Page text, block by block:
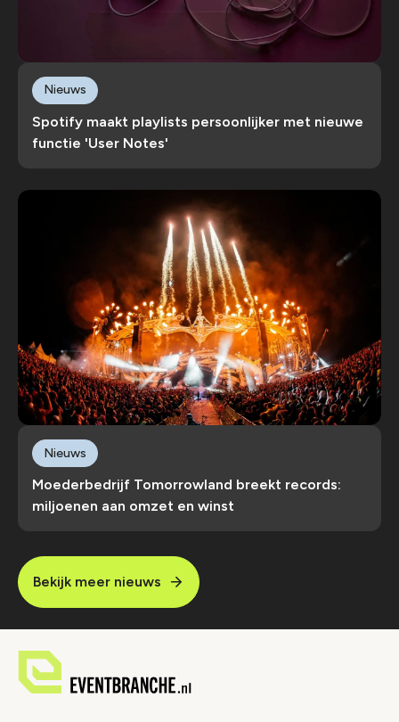
Spotify maakt playlists persoonlijker met nieuwe
functie 'User Notes'
Nieuws
Moederbedrijf Tomorrowland breekt records:
miljoenen aan omzet en winst
Nieuws
Bekijk meer nieuws